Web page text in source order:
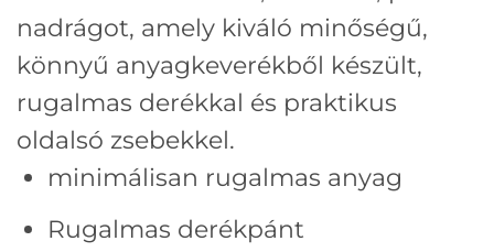
nadrágot, amely kiváló minőségű,
könnyű anyagkeverékből készült,
rugalmas derékkal és praktikus
oldalsó zsebekkel.
minimálisan rugalmas anyag
Rugalmas derékpánt